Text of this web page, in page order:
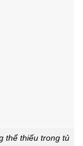
thể thiếu trong tủ